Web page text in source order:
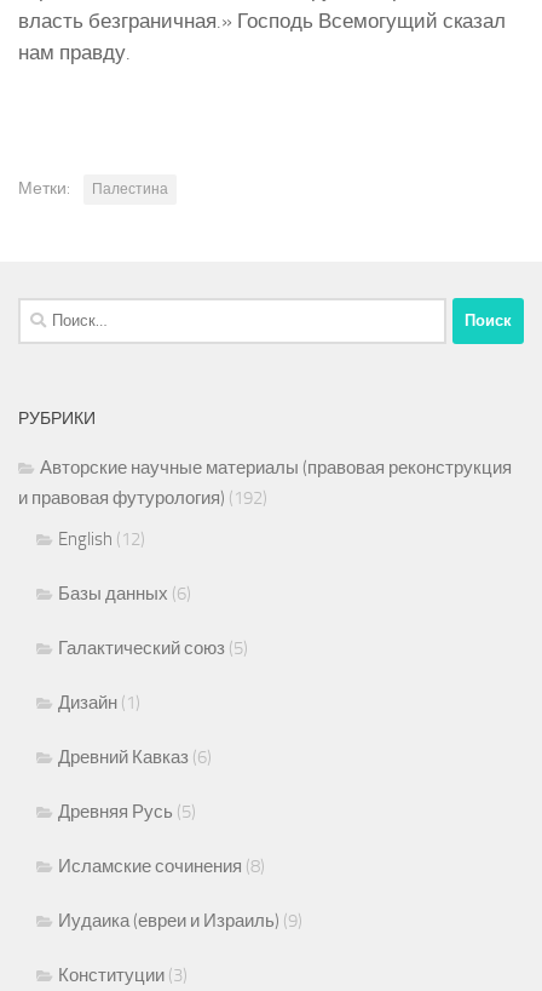
власть безграничная.» Господь Всемогущий сказал
нам правду.
Метки: Палестина
Найти:
РУБРИКИ
Авторские научные материалы (правовая реконструкция
и правовая футурология) (192)
English (12)
Базы данных (6)
Галактический союз (5)
Дизайн (1)
Древний Кавказ (6)
Древняя Русь (5)
Исламские сочинения (8)
Иудаика (евреи и Израиль) (9)
Конституции (3)